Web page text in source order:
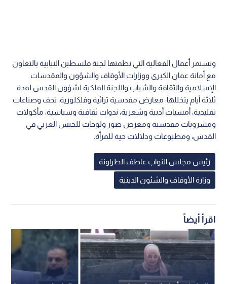
وتستمر أعمال الفعالية التي نظمتها لجنة فلسطين النيابية بالتعاون
مع أمانة عمان الكبرى ووزارات الأوقاف والشؤون والمقدسات
الإسلامية والثقافة والشباب واللجنة الملكية لشؤون القدس لمدة
ثلاثة أيام يتخللها: معارض مقدسية تراثية وفلكلورية، تحف وصناعات
تقليدية، أمسيات أدبية وشعرية، ندوات ثقافية وسياسية، مأكولات
ومشروبات مقدسية ومعرض صور ولوحات للجيش العربي في
القدس، ومطبوعات ودلالات حية للمرأة.
رئيس مجلس النواب عاطف الطراونة
وزارة الأوقاف والشئون الدينية
اقرأ أيضاً